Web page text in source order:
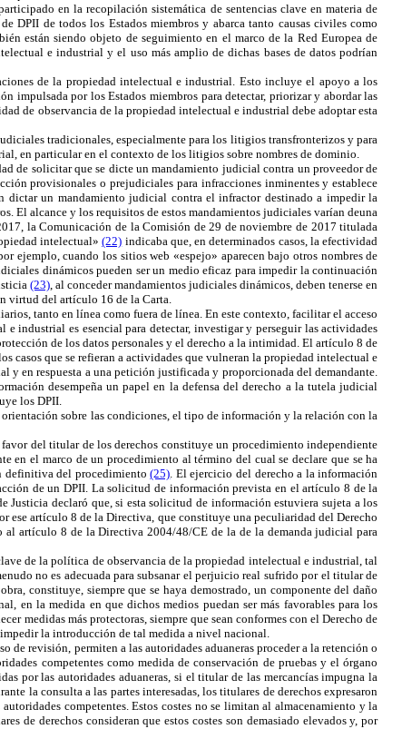
en la recopilación sistemática de sentencias clave en materia de
DPII de todos los Estados miembros y abarca tanto causas civiles como
están siendo objeto de seguimiento en el marco de la Red Europea de
e industrial y el uso más amplio de dichas bases de datos podrían
de la propiedad intelectual e industrial. Esto incluye el apoyo a los
impulsada por los Estados miembros para detectar, priorizar y abordar las
de observancia de la propiedad intelectual e industrial debe adoptar esta
tradicionales, especialmente para los litigios transfronterizos y para
en particular en el contexto de los litigios sobre nombres de dominio.
de solicitar que se dicte un mandamiento judicial contra un proveedor de
provisionales o prejudiciales para infracciones inminentes y establece
dictar un mandamiento judicial contra el infractor destinado a impedir la
El alcance y los requisitos de estos mandamientos judiciales varían deuna
la Comunicación de la Comisión de 29 de noviembre de 2017 titulada
intelectual»(22) indicaba que, en determinados casos, la efectividad
ejemplo, cuando los sitios web «espejo» aparecen bajo otros nombres de
dinámicos pueden ser un medio eficaz para impedir la continuación
(23), al conceder mandamientos judiciales dinámicos, deben tenerse en
virtud del artículo 16 de la Carta.
tanto en línea como fuera de línea. En este contexto, facilitar el acceso
industrial es esencial para detectar, investigar y perseguir las actividades
de los datos personales y el derecho a la intimidad. Elartículo 8 de
casos que se refieran a actividades que vulneran la propiedad intelectual e
y en respuesta a una petición justificada y proporcionada del demandante.
desempeña un papel en la defensa del derecho a la tutela judicial
los DPII.
sobre las condiciones, el tipo de información y la relación con la
del titular de los derechos constituye un procedimiento independiente
en el marco de un procedimiento al término del cual se declare que se ha
definitiva del procedimiento(25). El ejercicio del derecho a la información
de un DPII. La solicitud de información prevista en el artículo 8 de la
declaró que, si esta solicitud de información estuviera sujeta a los
ese artículo 8 de la Directiva, que constituye una peculiaridad del Derecho
al artículo 8 de la Directiva 2004/48/CE de la de la demanda judicial para
de la política de observancia de la propiedad intelectual e industrial, tal
no es adecuada para subsanar el perjuicio real sufrido por el titular de
constituye, siempre que se haya demostrado, un componente del daño
en la medida en que dichos medios puedan ser más favorables para los
medidas más protectoras, siempre que sean conformes con el Derecho de
la introducción de tal medida a nivel nacional.
de revisión, permiten a las autoridades aduaneras proceder a la retención o
competentes como medida de conservación de pruebas y el órgano
por las autoridades aduaneras, si el titular de las mercancías impugna la
la consulta a las partes interesadas, los titulares de derechos expresaron
competentes. Estos costes no se limitan al almacenamiento y la
de derechos consideran que estos costes son demasiado elevados y, por